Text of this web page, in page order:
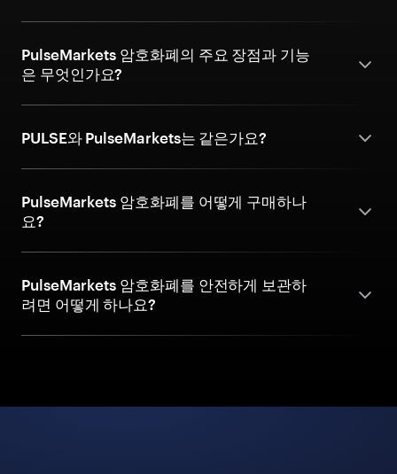
PulseMarkets 암호화폐의 주요 장점과 기능
은 무엇인가요?
PULSE와 PulseMarkets는 같은가요?
PulseMarkets 암호화폐를 어떻게 구매하나
요?
PulseMarkets 암호화폐를 안전하게 보관하
려면 어떻게 하나요?